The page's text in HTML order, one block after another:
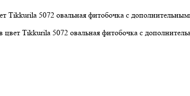
цвет Тikkurila 5072 овальная фитобочка с